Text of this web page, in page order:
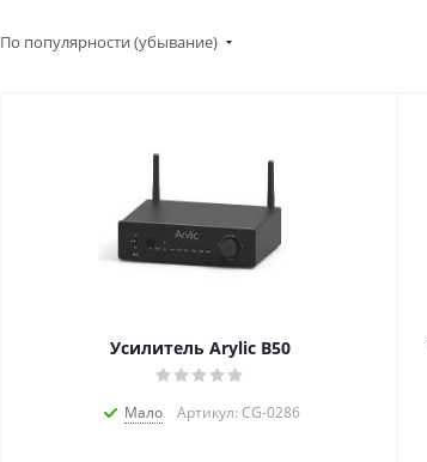
По популярности (убывание)
Усилитель Arylic B50
Мало Артикул: CG-0286